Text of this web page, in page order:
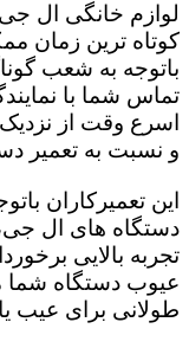
لوازم خانگی ال جی
کوتاه ترین زمان
باتوجه به شعب
تماس شما با
اسرع وقت از
و نسبت به تعمیر
این تعمیرکاران
دستگاه های ال جی،
تجربه بالایی
عیوب دستگاه شما
طولانی برای عیب